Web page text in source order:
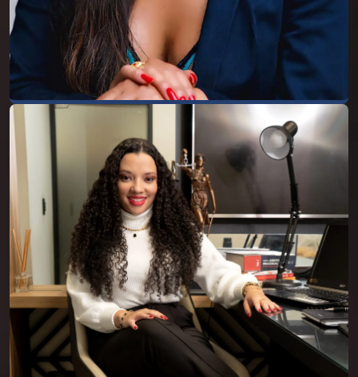
Familiar.
Dra. Andressa Félix
Andressa Félix Costa, advogada inscrita na
OAB/MG sob nº 224.303, graduada pela
Escola Superior De Administração,
Marketing e Comunicação - ESAMC, pós-